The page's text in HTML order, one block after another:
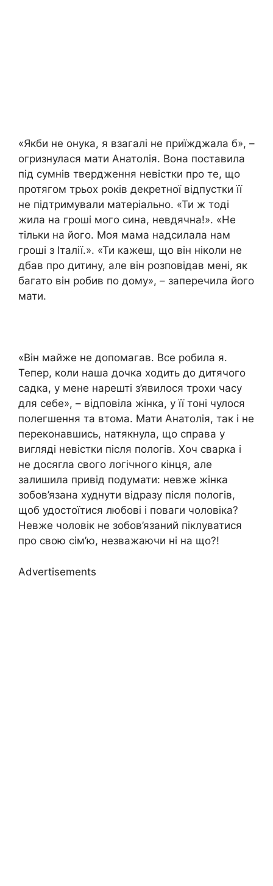
«Якби не онука, я взагалі не приїжджала б», –
огризнулася мати Анатолія. Вона поставила
під сумнів твердження невістки про те, що
протягом трьох років декретної відпустки її
не підтримували матеріально. «Ти ж тоді
жила на гроші мого сина, невдячна!». «Не
тільки на його. Моя мама надсилала нам
гроші з Італії.». «Ти кажеш, що він ніколи не
дбав про дитину, але він розповідав мені, як
багато він робив по дому», – заперечила його
мати.
«Він майже не допомагав. Все робила я.
Тепер, коли наша дочка ходить до дитячого
садка, у мене нарешті з’явилося трохи часу
для себе», – відповіла жінка, у її тоні чулося
полегшення та втома. Мати Анатолія, так і не
переконавшись, натякнула, що справа у
вигляді невістки після пологів. Хоч сварка і
не досягла свого логічного кінця, але
залишила привід подумати: невже жінка
зобов’язана худнути відразу після пологів,
щоб удостоїтися любові і поваги чоловіка?
Невже чоловік не зобов’язаний піклуватися
про свою сім’ю, незважаючи ні на що?!
Advertisements